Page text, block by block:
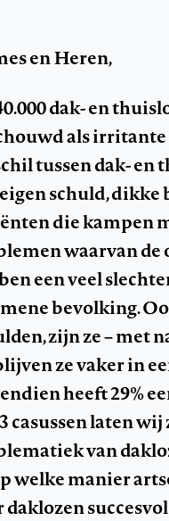
en Heren,
dak- en
als irritante
tussen dak- en
schuld,
die kampen
waarvan
een veel
bevolking.
zijn ze – met
ze vaker in
heeft 29%
casussen laten
van
welke manier
daklozen